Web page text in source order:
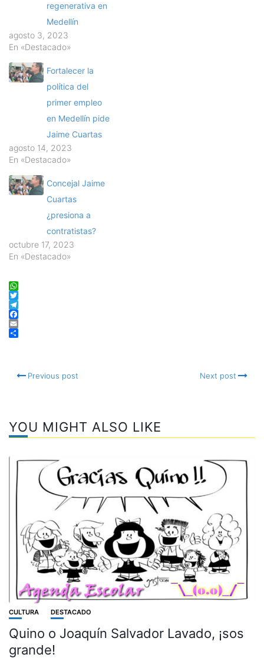
regenerativa en
Medellín
agosto 3, 2023
En «Destacado»
Fortalecer la
política del
primer empleo
en Medellín pide
Jaime Cuartas
agosto 14, 2023
En «Destacado»
Concejal Jaime
Cuartas
¿presiona a
contratistas?
octubre 17, 2023
En «Destacado»
WhatsApp
Twitter
Telegram
Facebook
Email
Previous post Next post
YOU MIGHT ALSO LIKE
CULTURA DESTACADO
Quino o Joaquín Salvador Lavado, ¡sos
grande!